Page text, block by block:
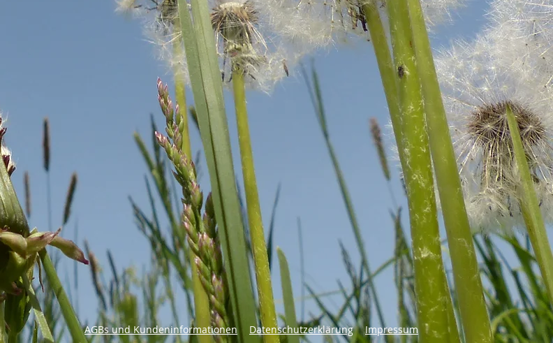
AGBs und Kundeninformationen Datenschutzerklärung Impressum